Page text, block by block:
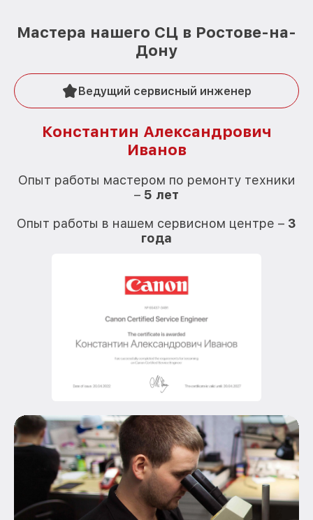
Мастера нашего СЦ в Ростове-на-
Дону
Ведущий сервисный инженер
Константин Александрович
Иванов
Опыт работы мастером по ремонту техники
– 5 лет
Опыт работы в нашем сервисном центре – 3
года